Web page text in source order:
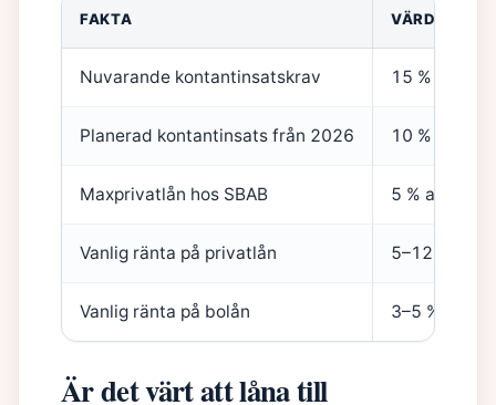
FAKTA VÄRDE
Nuvarande kontantinsatskrav 15 %
Planerad kontantinsats från 2026 10 %
Maxprivatlån hos SBAB 5 % av
Vanlig ränta på privatlån 5–12 %
Vanlig ränta på bolån 3–5 %
Är det värt att låna till